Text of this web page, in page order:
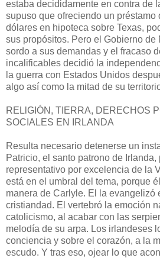
estaba decididamente en contra de
supuso que ofreciendo un préstamo
dólares en hipoteca sobre Texas,
sus propósitos. Pero el Gobierno de
sordo a sus demandas y el fracaso
incalificables decidió la
la guerra con Estados Unidos
algo así como la mitad de su
RELlGIÓN, TIERRA, DERECHOS
SOCIALES EN IRLANDA
Resulta necesario detenerse un
Patricio, el santo patrono de
representativo por excelencia de la
está en el umbral del tema, porque
manera de Carlyle. El la evangelizó
cristiandad. El vertebró la emoción
catolicismo, al acabar con las
melodía de su arpa. Los irlandeses
conciencia y sobre el corazón, a la
escudo. Y tras eso, ojear lo que